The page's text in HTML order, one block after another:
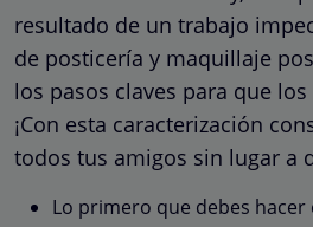
resultado de un trabajo
de posticería y maquillaje
los pasos claves para que
¡Con esta caracterización
todos tus amigos sin lugar a
Lo primero que debes hacer